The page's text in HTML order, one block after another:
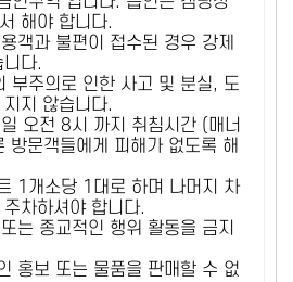
해야 합니다.
객과 불편이 접수된 경우 강제
다.
부주의로 인한 사고 및 분실, 도
지 않습니다.
오전 8시 까지 취침시간 (매너
방문객들에게 피해가 없도록 해
1개소당 1대로 하며 나머지 차
차하셔야 합니다.
는 종교적인 행위 활동을 금지
홍보 또는 물품을 판매할 수 없